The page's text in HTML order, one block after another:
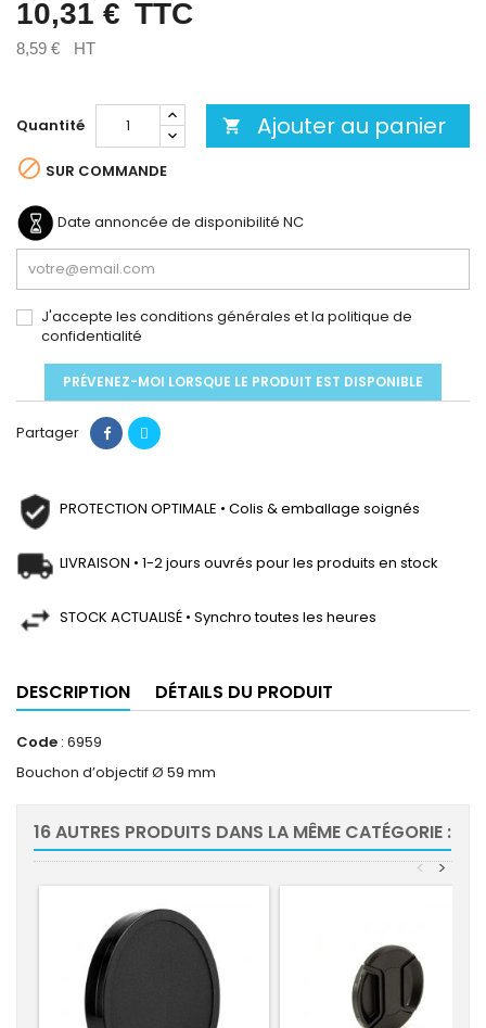
10,31 € TTC
8,59 € HT
Quantité  Ajouter au panier
 SUR COMMANDE
Date annoncée de disponibilité NC
J'accepte les conditions générales et la politique de
confidentialité
PRÉVENEZ-MOI LORSQUE LE PRODUIT EST DISPONIBLE
Partager
PROTECTION OPTIMALE • Colis & emballage soignés
LIVRAISON • 1-2 jours ouvrés pour les produits en stock
STOCK ACTUALISÉ • Synchro toutes les heures
DESCRIPTION DÉTAILS DU PRODUIT
Code : 6959
Bouchon d’objectif Ø 59 mm
16 AUTRES PRODUITS DANS LA MÊME CATÉGORIE :
>
<